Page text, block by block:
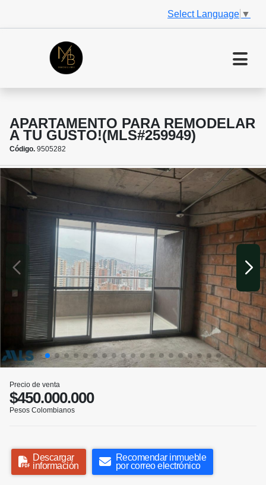
Select Language ▼
APARTAMENTO PARA REMODELAR
A TU GUSTO!(MLS#259949)
Código. 9505282
Precio de venta
$450.000.000
Pesos Colombianos
Descargar
información
Recomendar inmueble
por correo electrónico